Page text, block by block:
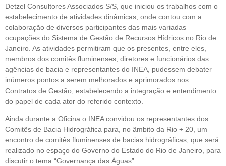
Detzel Consultores Associados S/S, que iniciou os trabalhos com o
estabelecimento de atividades dinâmicas, onde contou com a
colaboração de diversos participantes das mais variadas
ocupações do Sistema de Gestão de Recursos Hídricos no Rio de
Janeiro. As atividades permitiram que os presentes, entre eles,
membros dos comitês fluminenses, diretores e funcionários das
agências de bacia e representantes do INEA, pudessem debater
inúmeros pontos a serem melhorados e aprimorados nos
Contratos de Gestão, estabelecendo a integração e entendimento
do papel de cada ator do referido contexto.
Ainda durante a Oficina o INEA convidou os representantes dos
Comitês de Bacia Hidrográfica para, no âmbito da Rio + 20, um
encontro de comitês fluminenses de bacias hidrográficas, que será
realizado no espaço do Governo do Estado do Rio de Janeiro, para
discutir o tema “Governança das Águas”.